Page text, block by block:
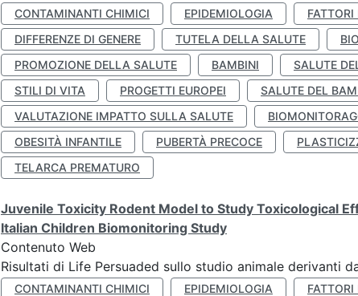
CONTAMINANTI CHIMICI EPIDEMIOLOGIA FATTORI
DIFFERENZE DI GENERE
TUTELA DELLA SALUTE
PROMOZIONE DELLA SALUTE
BAMBINI SALUTE
STILI DI VITA
PROGETTI EUROPEI SALUTE DEL
VALUTAZIONE IMPATTO SULLA SALUTE
OBESITÀ INFANTILE
PUBERTÀ PRECOCE
TELARCA PREMATURO
Juvenile Toxicity Rodent Model to Study Toxicological
Italian Children Biomonitoring Study
Contenuto Web
Risultati di Life Persuaded sullo studio animale derivanti
CONTAMINANTI CHIMICI EPIDEMIOLOGIA FATTORI